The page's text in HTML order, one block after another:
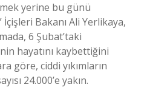
yerine bu günü
İçişleri Bakanı Ali Yerlikaya,
6 Şubat’taki
hayatını kaybettiğini
göre, ciddi yıkımların
24.000’e yakın.